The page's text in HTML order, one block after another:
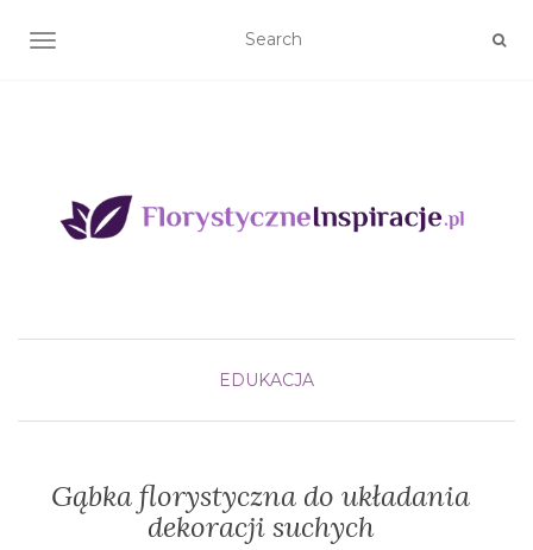
TOGGLE NAVIGATION
EDUKACJA
Gąbka florystyczna do układania
dekoracji suchych